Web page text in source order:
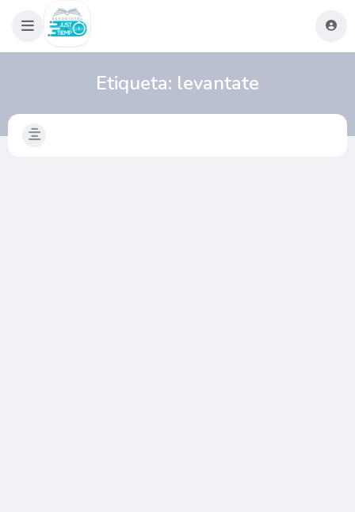
Etiqueta: levantate